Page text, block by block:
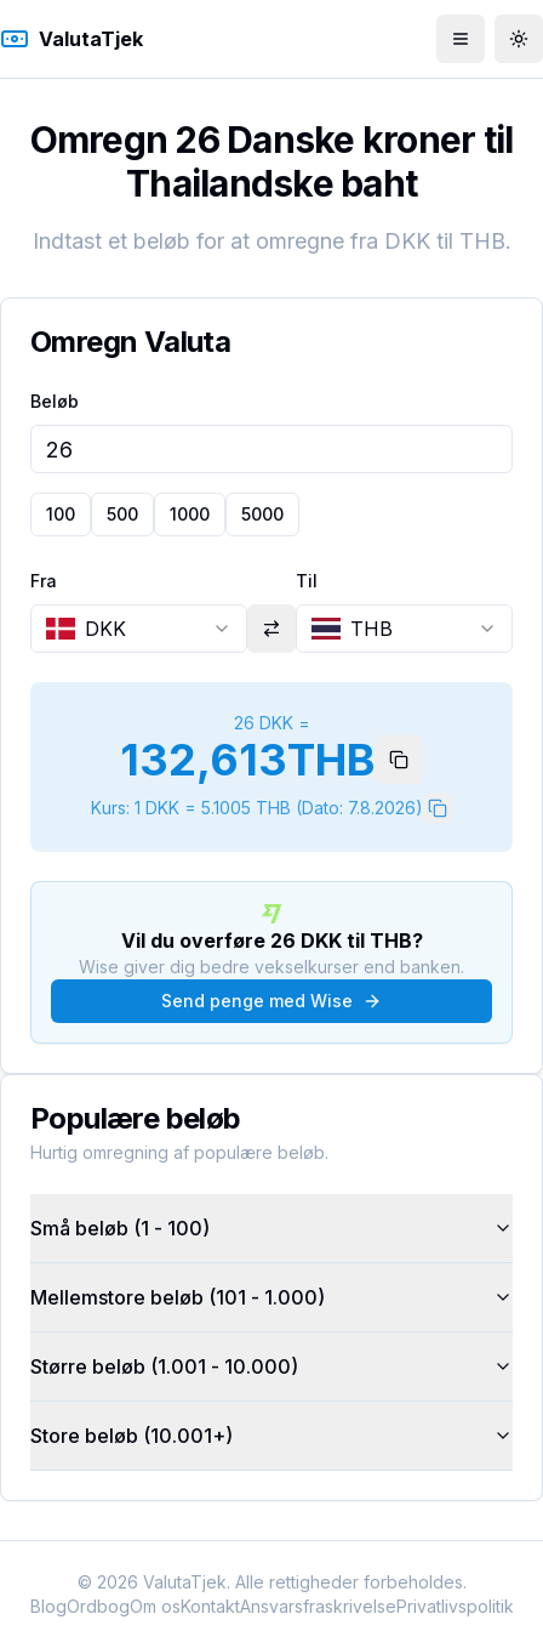
ValutaTjek Åbn menu
Omregn 26 Danske kroner til
Thailandske baht
Indtast et beløb for at omregne fra DKKtil THB.
Omregn Valuta
Beløb
100 500 1000 5000
Fra
DKK
Til
THB
26 DKK=
132,613THB
Kurs: 1 DKK = 5.1005 THB (Dato: 7.8.2026)
Vil du overføre 26 DKKtil THB?
Wise giver dig bedre vekselkurser end banken.
Send penge med Wise
Populære beløb
Hurtig omregning af populære beløb.
Små beløb (1 - 100)
Mellemstore beløb (101 - 1.000)
Større beløb (1.001 - 10.000)
Store beløb (10.001+)
© 2026 ValutaTjek. Alle rettigheder forbeholdes.
BlogOrdbogOm osKontaktAnsvarsfraskrivelsePrivatlivspolitik